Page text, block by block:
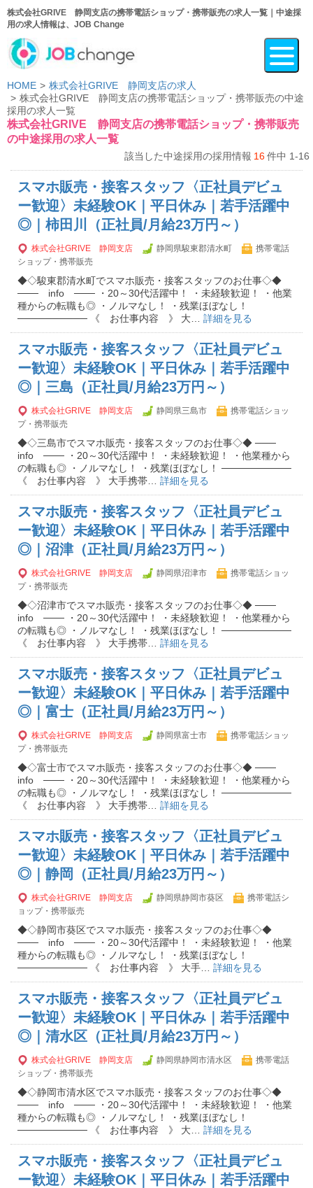
株式会社GRIVE 静岡支店の携帯電話ショップ・携帯販売の求人一覧｜中途採
用の求人情報は、JOB Change
HOME
株式会社GRIVE 静岡支店の求人
株式会社GRIVE 静岡支店の携帯電話ショップ・携帯販売の中途
採用の求人一覧
株式会社GRIVE 静岡支店の携帯電話ショップ・携帯販売
の中途採用の求人一覧
該当した中途採用の採用情報 16件中 1-16
スマホ販売・接客スタッフ〈正社員デビュ
ー歓迎〉未経験OK｜平日休み｜若手活躍中
◎｜柿田川（正社員/月給23万円～）
株式会社GRIVE 静岡支店 静岡県駿東郡清水町
携帯電話
ショップ・携帯販売
◆◇駿東郡清水町でスマホ販売・接客スタッフのお仕事◇◆
─── info ─── ・20～30代活躍中！ ・未経験歓迎！ ・他業
種からの転職も◎ ・ノルマなし！ ・残業ほぼなし！
────────── 《 お仕事内容 》 大… 詳細を見る
スマホ販売・接客スタッフ〈正社員デビュ
ー歓迎〉未経験OK｜平日休み｜若手活躍中
◎｜三島（正社員/月給23万円～）
株式会社GRIVE 静岡支店 静岡県三島市
携帯電話ショッ
プ・携帯販売
◆◇三島市でスマホ販売・接客スタッフのお仕事◇◆ ───
info ─── ・20～30代活躍中！ ・未経験歓迎！ ・他業種から
の転職も◎ ・ノルマなし！ ・残業ほぼなし！ ──────────
《 お仕事内容 》 大手携帯… 詳細を見る
スマホ販売・接客スタッフ〈正社員デビュ
ー歓迎〉未経験OK｜平日休み｜若手活躍中
◎｜沼津（正社員/月給23万円～）
株式会社GRIVE 静岡支店 静岡県沼津市
携帯電話ショッ
プ・携帯販売
◆◇沼津市でスマホ販売・接客スタッフのお仕事◇◆ ───
info ─── ・20～30代活躍中！ ・未経験歓迎！ ・他業種から
の転職も◎ ・ノルマなし！ ・残業ほぼなし！ ──────────
《 お仕事内容 》 大手携帯… 詳細を見る
スマホ販売・接客スタッフ〈正社員デビュ
ー歓迎〉未経験OK｜平日休み｜若手活躍中
◎｜富士（正社員/月給23万円～）
株式会社GRIVE 静岡支店 静岡県富士市
携帯電話ショッ
プ・携帯販売
◆◇富士市でスマホ販売・接客スタッフのお仕事◇◆ ───
info ─── ・20～30代活躍中！ ・未経験歓迎！ ・他業種から
の転職も◎ ・ノルマなし！ ・残業ほぼなし！ ──────────
《 お仕事内容 》 大手携帯… 詳細を見る
スマホ販売・接客スタッフ〈正社員デビュ
ー歓迎〉未経験OK｜平日休み｜若手活躍中
◎｜静岡（正社員/月給23万円～）
株式会社GRIVE 静岡支店 静岡県静岡市葵区
携帯電話シ
ョップ・携帯販売
◆◇静岡市葵区でスマホ販売・接客スタッフのお仕事◇◆
─── info ─── ・20～30代活躍中！ ・未経験歓迎！ ・他業
種からの転職も◎ ・ノルマなし！ ・残業ほぼなし！
────────── 《 お仕事内容 》 大手… 詳細を見る
スマホ販売・接客スタッフ〈正社員デビュ
ー歓迎〉未経験OK｜平日休み｜若手活躍中
◎｜清水区（正社員/月給23万円～）
株式会社GRIVE 静岡支店 静岡県静岡市清水区
携帯電話
ショップ・携帯販売
◆◇静岡市清水区でスマホ販売・接客スタッフのお仕事◇◆
─── info ─── ・20～30代活躍中！ ・未経験歓迎！ ・他業
種からの転職も◎ ・ノルマなし！ ・残業ほぼなし！
────────── 《 お仕事内容 》 大… 詳細を見る
スマホ販売・接客スタッフ〈正社員デビュ
ー歓迎〉未経験OK｜平日休み｜若手活躍中